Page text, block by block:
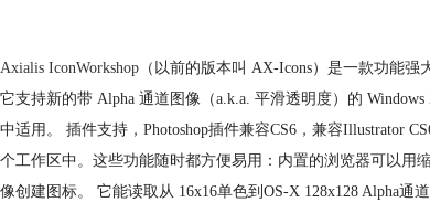
Axialis IconWorkshop （以前的版本叫 AX-Icons）是一款功能强
它支持新的带 Alpha 通道图像（a.k.a. 平滑透明度）的 Windows
中适用。 插件支持，Photoshop插件兼容CS6，兼容Illustrator
个工作区中。这些功能随时都方便易用：内置的浏览器可以用
像创建图标。 它能读取从 16x16单色到OS-X 128x128 Alpha通